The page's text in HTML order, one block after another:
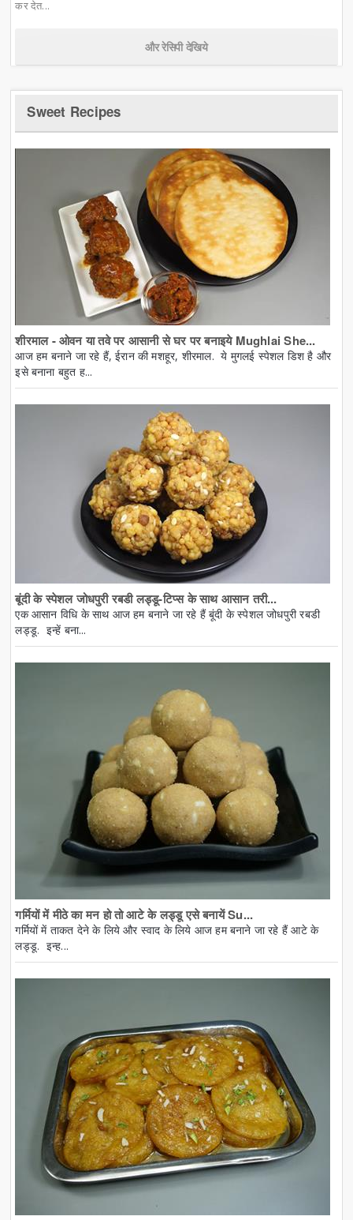
कर देत...
और रेसिपी देखिये
Sweet Recipes
शीरमाल - ओवन या तवे पर आसानी से घर पर बनाइये Mughlai She...
आज हम बनाने जा रहे हैं, ईरान की मशहूर, शीरमाल. ये मुगलई स्पेशल डिश है और
इसे बनाना बहुत ह...
बूंदी के स्पेशल जोधपुरी रबडी लड्डू-टिप्स के साथ आसान तरी...
एक आसान विधि के साथ आज हम बनाने जा रहे हैं बूंदी के स्पेशल जोधपुरी रबडी
लड्डू. इन्हें बना...
गर्मियों में मीठे का मन हो तो आटे के लड्डू एसे बनायें Su...
गर्मियों में ताकत देने के लिये और स्वाद के लिये आज हम बनाने जा रहे हैं आटे के
लड्डू. इन्ह...